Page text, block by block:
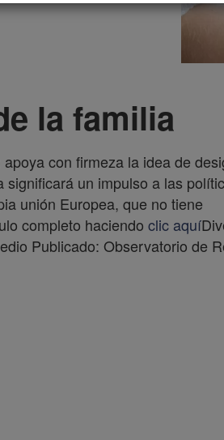
la familia
con firmeza la idea de
un impulso a las
unión Europea, que no tiene
completo haciendo clic aquí
Publicado: Observatorio de